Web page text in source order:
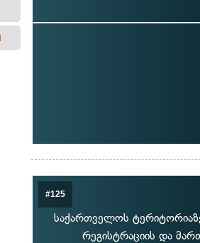
#125
საქართველოს
რეგისტრაციის და